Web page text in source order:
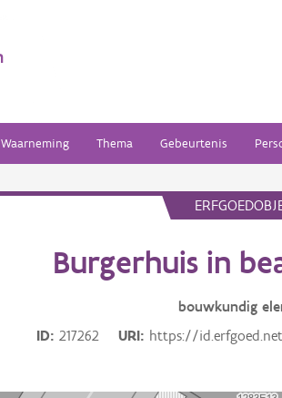
Waarneming Thema Gebeurtenis
Burgerhuis in
bouwkundig
ID
217262 URI https://